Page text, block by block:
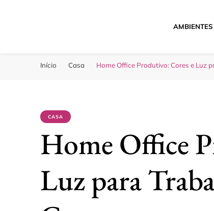
Sua Melhor
AMBIENTES
Início Casa Home Office Produtivo: Cores e Luz
CASA
Home Office
Luz para